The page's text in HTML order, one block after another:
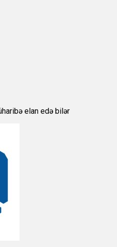
elan edə bilər